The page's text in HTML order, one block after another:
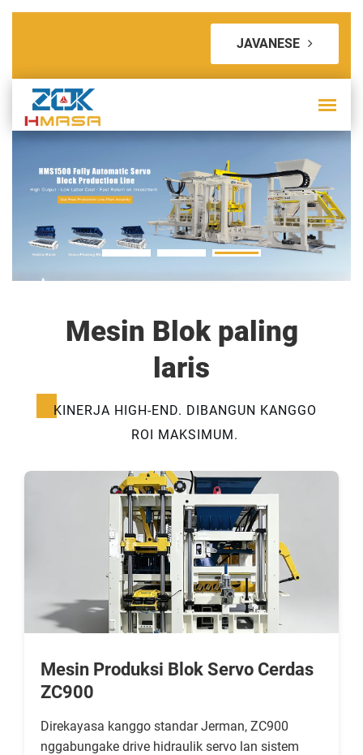
JAVANESE
Mesin Blok paling
laris
KINERJA HIGH-END. DIBANGUN KANGGO
ROI MAKSIMUM.
Mesin Produksi Blok Servo Cerdas
ZC900
Direkayasa kanggo standar Jerman, ZC900
nggabungake drive hidraulik servo lan sistem